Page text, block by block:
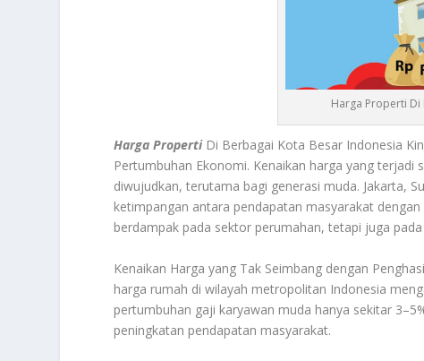
Harga Properti Di
Harga PropertiDi Berbagai Kota Besar Indonesia
Pertumbuhan Ekonomi. Kenaikan harga yang
diwujudkan, terutama bagi generasi muda. Jakarta,
ketimpangan antara pendapatan masyarakat
berdampak pada sektor perumahan, tetapi juga
Kenaikan Harga yang Tak Seimbang dengan
harga rumah di wilayah metropolitan Indonesia
pertumbuhan gaji karyawan muda hanya sekitar
peningkatan pendapatan masyarakat.